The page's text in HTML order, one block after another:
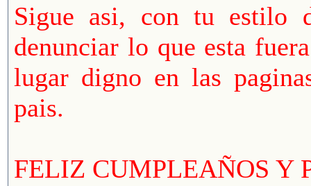
Sigue asi, con tu estilo
denunciar lo que esta
lugar digno en las
pais.
FELIZ CUMPLEAÑOS Y